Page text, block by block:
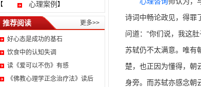
【 心理案例 】
更多>>
推荐阅读
好心态是成功的基石
饮食中的认知失调
读《爱可以不伤》有感
《佛教心理学正念治疗法》读后
诗词中畅论政见，得罪
问道：“你们说，我这
苏轼仍不太满意。唯有
楚，也正因为懂得，朝
身旁。而苏轼亦感念朝